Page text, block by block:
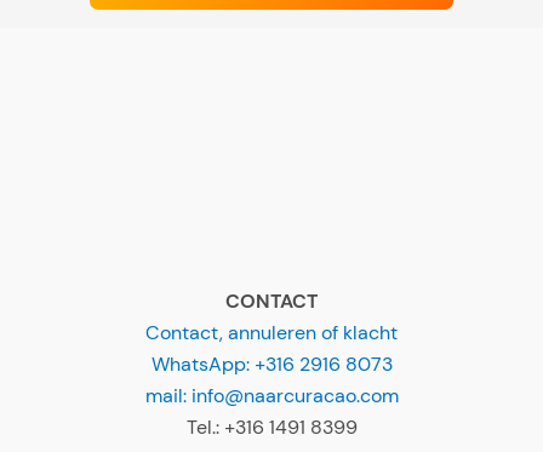
CONTACT
Contact, annuleren of klacht
WhatsApp: +316 2916 8073
mail: info@naarcuracao.com
Tel.: +316 1491 8399